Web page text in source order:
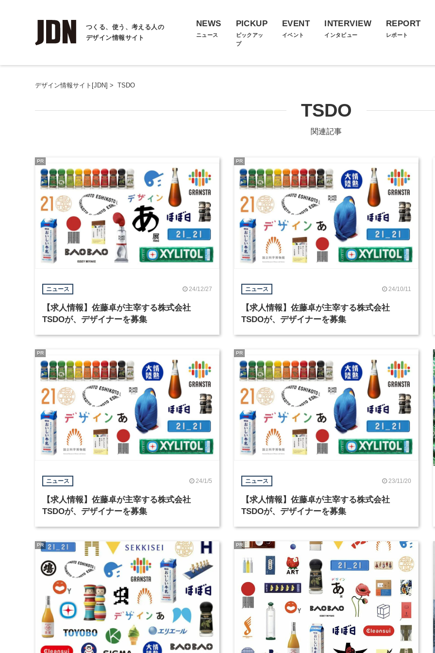
つくる、使う、考える人の
デザイン情報サイト
NEWS
ニュース
PICKUP
ピックアッ
プ
EVENT
イベント
INTERVIEW
インタビュー
REPORT
レポート
デザイン情報サイト[JDN] > TSDO
TSDO
関連記事
ニュース 24/12/27
【求人情報】佐藤卓が主宰する株式会社
TSDOが、デザイナーを募集
PR
ニュース 24/10/11
【求人情報】佐藤卓が主宰する株式会社
TSDOが、デザイナーを募集
PR
ニュース 24/1/5
【求人情報】佐藤卓が主宰する株式会社
TSDOが、デザイナーを募集
PR
ニュース 23/11/20
【求人情報】佐藤卓が主宰する株式会社
TSDOが、デザイナーを募集
PR
PR PR